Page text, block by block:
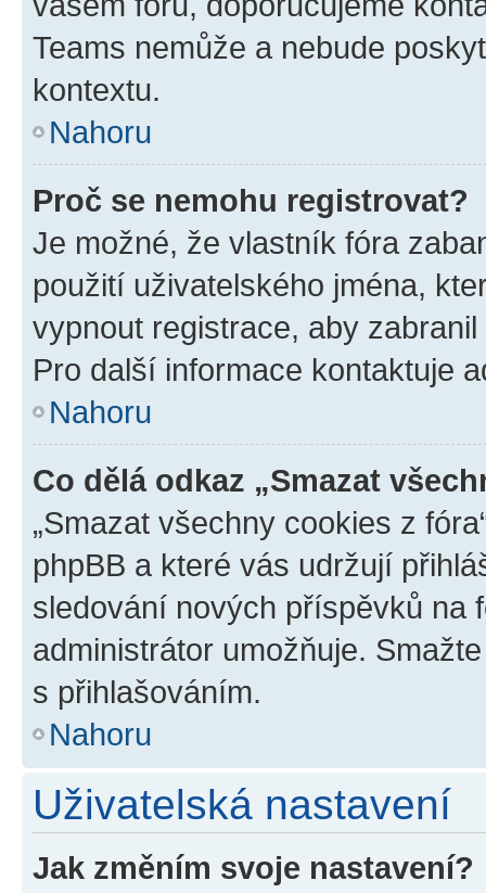
Teams nemůže a nebude
kontextu.
Nahoru
Proč se nemohu registrovat?
Je možné, že vlastník fóra
použití uživatelského jména,
vypnout registrace, aby
Pro další informace kontaktuje
Nahoru
Co dělá odkaz „Smazat
„Smazat všechny cookies z
phpBB a které vás udržují
sledování nových příspěvků na
administrátor umožňuje.
s přihlašováním.
Nahoru
Uživatelská nastavení
Jak změním svoje nastavení?